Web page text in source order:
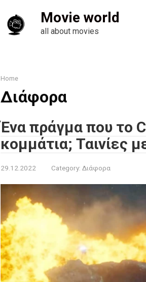
Movie world
all about movies
Home
Διάφορα
Ένα πράγμα που το
κομμάτια; Ταινίες
29.12.2022 Category: Διάφορα